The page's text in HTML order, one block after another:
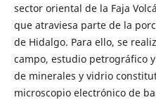
sector oriental de la Faja
que atraviesa parte de la
de Hidalgo. Para ello, se
campo, estudio petrográfico
de minerales y vidrio
microscopio electrónico de